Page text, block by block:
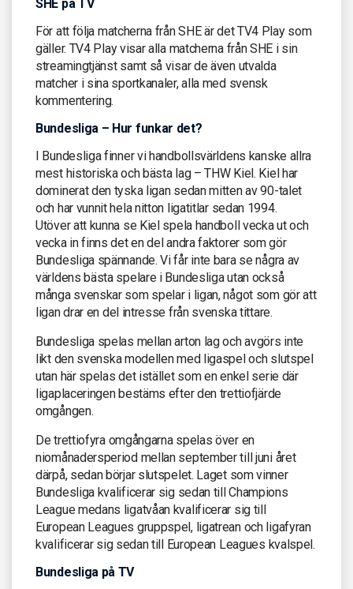
SHE på TV
För att följa matcherna från SHE är det TV4 Play som
gäller. TV4 Play visar alla matcherna från SHE i sin
streamingtjänst samt så visar de även utvalda
matcher i sina sportkanaler, alla med svensk
kommentering.
Bundesliga – Hur funkar det?
I Bundesliga finner vi handbollsvärldens kanske allra
mest historiska och bästa lag – THW Kiel. Kiel har
dominerat den tyska ligan sedan mitten av 90-talet
och har vunnit hela nitton ligatitlar sedan 1994.
Utöver att kunna se Kiel spela handboll vecka ut och
vecka in finns det en del andra faktorer som gör
Bundesliga spännande. Vi får inte bara se några av
världens bästa spelare i Bundesliga utan också
många svenskar som spelar i ligan, något som gör att
ligan drar en del intresse från svenska tittare.
Bundesliga spelas mellan arton lag och avgörs inte
likt den svenska modellen med ligaspel och slutspel
utan här spelas det istället som en enkel serie där
ligaplaceringen bestäms efter den trettiofjärde
omgången.
De trettiofyra omgångarna spelas över en
niomånadersperiod mellan september till juni året
därpå, sedan börjar slutspelet. Laget som vinner
Bundesliga kvalificerar sig sedan till Champions
League medans ligatvåan kvalificerar sig till
European Leagues gruppspel, ligatrean och ligafyran
kvalificerar sig sedan till European Leagues kvalspel.
Bundesliga på TV